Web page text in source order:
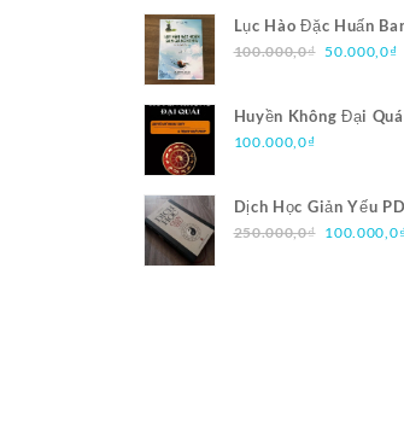
Lục Hào Đặc Huấn
PDF
100.000,0₫ Giá
50.000,0₫
Huyền Không Đại
Phong Thủy Và Trạch
100.000,0₫
Dịch Học Giản Yếu
250.000,0₫ Giá
100.000,0